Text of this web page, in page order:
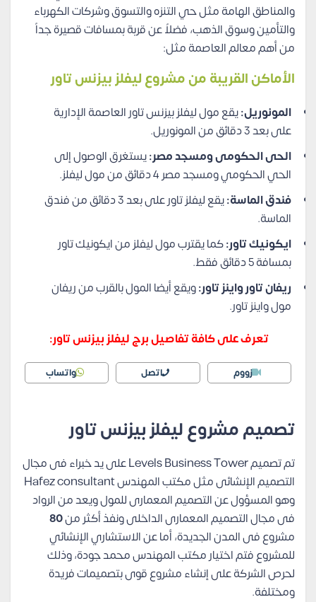
والمناطق الهامة مثل حي التنزه والتسوق وشركات الكهرباء
والتأمين وسوق الذهب، فضلاً عن قربة بمسافات قصيرة جداً
من أهم معالم العاصمة مثل:
الأماكن القريبة من مشروع ليفلز بيزنس تاور
المونوريل:يقع مول ليفلز بيزنس تاور العاصمة الإدارية
على بعد 3 دقائق من المونوريل.
الحى الحكومى ومسجد مصر:يستغرق الوصول إلى
الحي الحكومي ومسجد مصر 4 دقائق من مول ليفلز.
فندق الماسة:
يقع ليفلز تاور على بعد 3 دقائق من فندق
الماسة.
ايكونيك تاور:كما يقترب مول ليفلز من ايكونيك تاور
بمسافة 5 دقائق فقط.
ريفان تاور واينز تاور:ويقع أيضا المول بالقرب من ريفان
مول واينز تاور.
تعرف على كافة تفاصيل برج ليفلز بيزنس تاور:
زووم اتصل واتساب
تصميم مشروع ليفلز بيزنس تاور
تم تصميم Levels Business Tower على يد خبراء فى مجال
التصميم الإنشائى مثل مكتب المهندس Hafez consultant
وهو المسؤول عن التصميم المعمارى للمول ويعد من الرواد
فى مجال التصميم المعمارى الداخلى ونفذ أكثر من80
مشروع فى المدن الجديدة، أما عن الاستشاري الإنشائي
للمشروع فتم اختيار مكتب المهندس محمد جودة، وذلك
لحرص الشركة على إنشاء مشروع قوى بتصميمات فريدة
ومختلفة.